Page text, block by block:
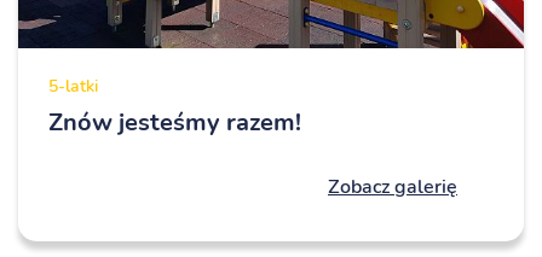
5-latki
Znów jesteśmy razem!
Zobacz galerię